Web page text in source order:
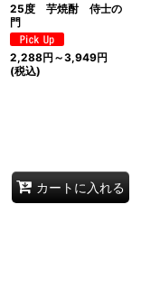
25度 芋焼酎 侍士の
門
2,288円 ～3,949円
(税込)
カートに入れる